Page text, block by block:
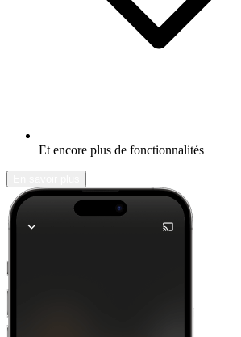
Et encore plus de fonctionnalités